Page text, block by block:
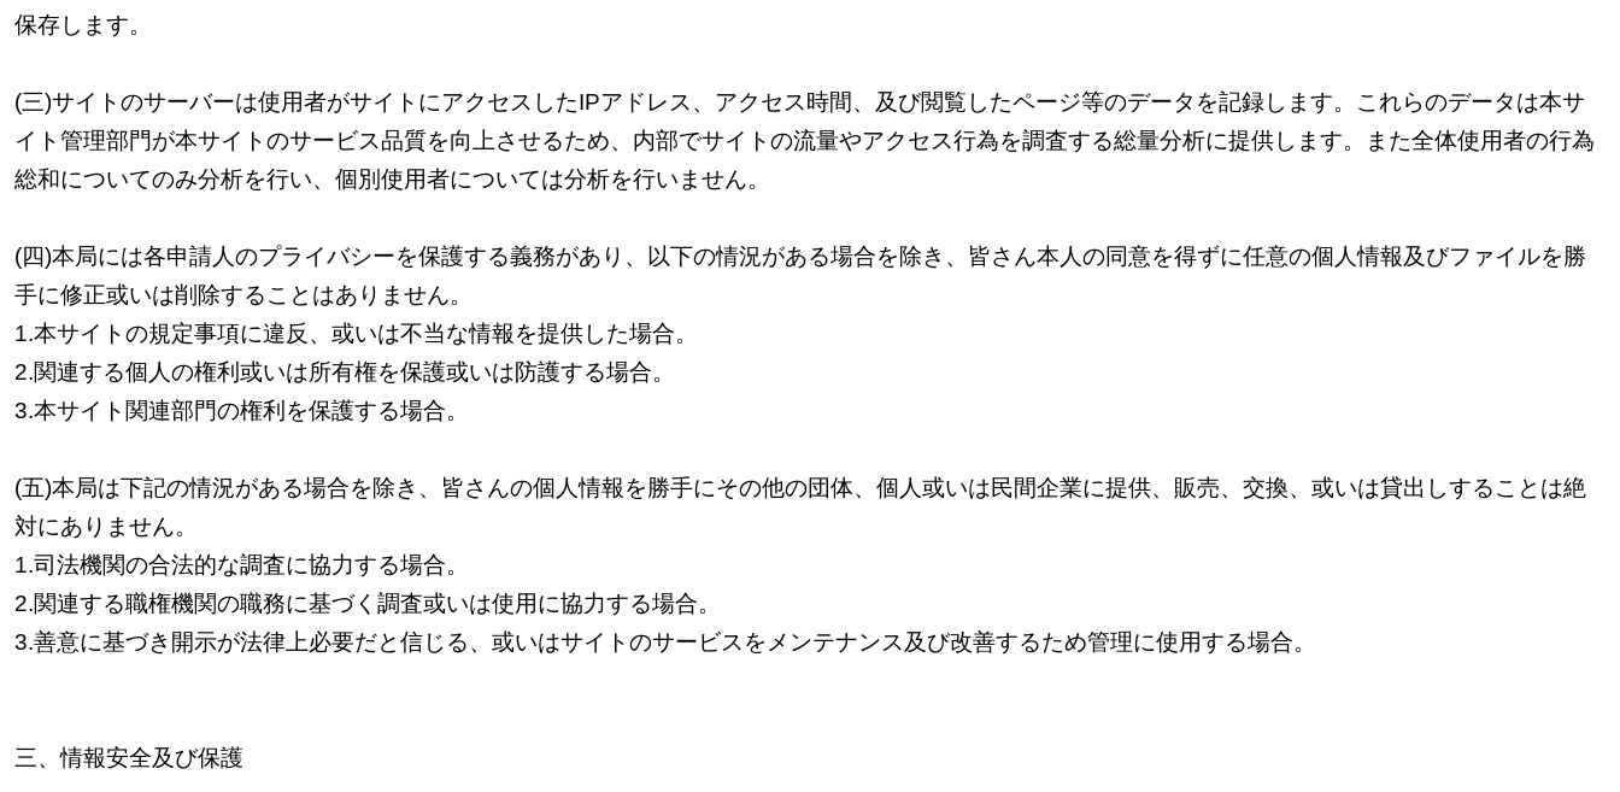
保存します。
(三)サイトのサーバーは使用者がサイトにアクセスしたIPアドレス、アクセス時間、及び閲覧したページ等のデータを記録します。これらのデータは本サ
イト管理部門が本サイトのサービス品質を向上させるため、内部でサイトの流量やアクセス行為を調査する総量分析に提供します。また全体使用者の行為
総和についてのみ分析を行い、個別使用者については分析を行いません。
(四)本局には各申請人のプライバシーを保護する義務があり、以下の情況がある場合を除き、皆さん本人の同意を得ずに任意の個人情報及びファイルを勝
手に修正或いは削除することはありません。
1.本サイトの規定事項に違反、或いは不当な情報を提供した場合。
2.関連する個人の権利或いは所有権を保護或いは防護する場合。
3.本サイト関連部門の権利を保護する場合。
(五)本局は下記の情況がある場合を除き、皆さんの個人情報を勝手にその他の団体、個人或いは民間企業に提供、販売、交換、或いは貸出しすることは絶
対にありません。
1.司法機関の合法的な調査に協力する場合。
2.関連する職権機関の職務に基づく調査或いは使用に協力する場合。
3.善意に基づき開示が法律上必要だと信じる、或いはサイトのサービスをメンテナンス及び改善するため管理に使用する場合。
三、情報安全及び保護